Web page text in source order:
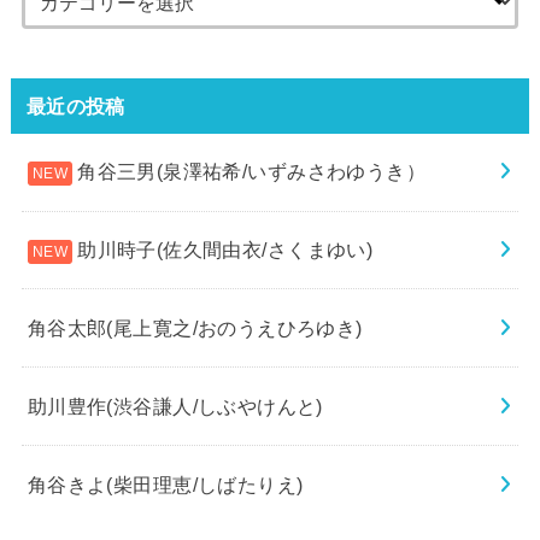
最近の投稿
角谷三男(泉澤祐希/いずみさわゆうき）
助川時子(佐久間由衣/さくまゆい)
角谷太郎(尾上寛之/おのうえひろゆき)
助川豊作(渋谷謙人/しぶやけんと)
角谷きよ(柴田理恵/しばたりえ)